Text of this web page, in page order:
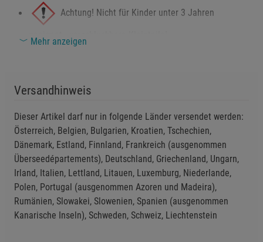
Achtung! Nicht für Kinder unter 3 Jahren
geeignet - verschluckbare Kleinteile!
Schäden an Elektronikgeräten führen.
Die Powerbank vor Feuchtigkeit und direkter
Sonneneinstrahlung schützen.
Nur mit dem mitgelieferten USB-C-Kabel verwenden, um
Überhitzung zu vermeiden.
Während des Ladevorgangs nicht unbeaufsichtigt
lassen.
Defekte oder beschädigte Geräte nicht verwenden.
Mehr anzeigen
Versandhinweis
Dieser Artikel darf nur in folgende Länder versendet werden:
Österreich, Belgien, Bulgarien, Kroatien, Tschechien,
Dänemark, Estland, Finnland, Frankreich (ausgenommen
Überseedépartements), Deutschland, Griechenland, Ungarn,
Irland, Italien, Lettland, Litauen, Luxemburg, Niederlande,
Polen, Portugal (ausgenommen Azoren und Madeira),
Rumänien, Slowakei, Slowenien, Spanien (ausgenommen
Kanarische Inseln), Schweden, Schweiz, Liechtenstein
Marketing Cookies (3) Marketing Cookies